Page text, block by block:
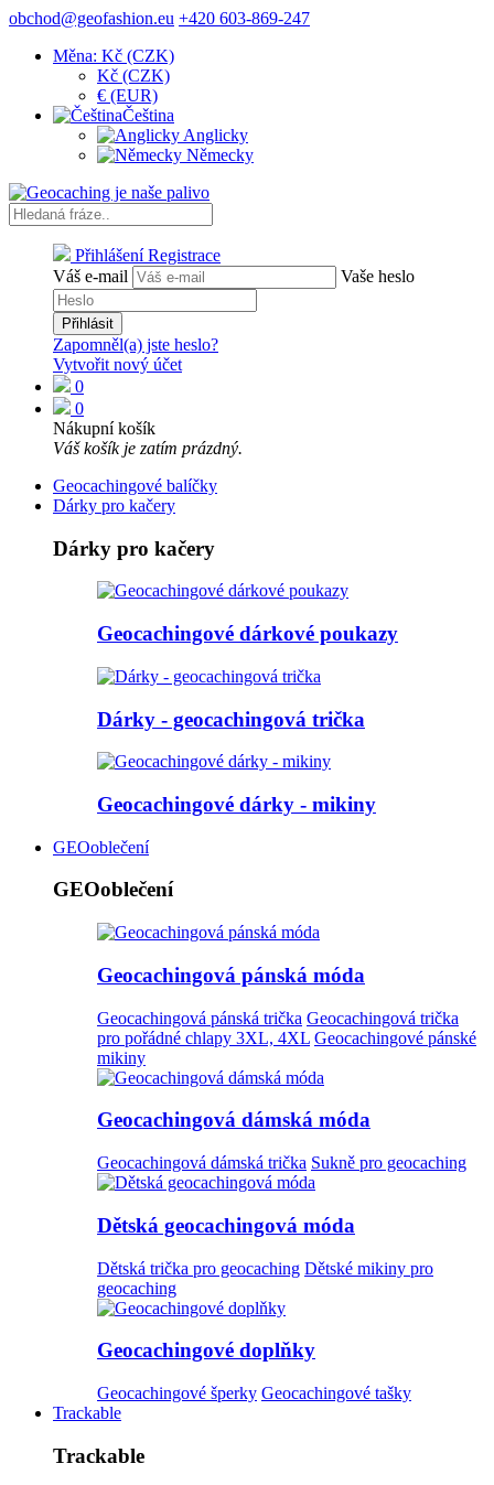
obchod@geofashion.eu +420 603-869-247
Měna: Kč (CZK)
Kč (CZK)
€ (EUR)
Čeština
Anglicky
Německy
Přihlášení Registrace
Váš e-mail
Vaše heslo
Přihlásit
Zapomněl(a) jste heslo?
Vytvořit nový účet
0
0
Nákupní košík
Váš košík je zatím prázdný.
Geocachingové balíčky
Dárky pro kačery
Dárky pro kačery
Geocachingové dárkové poukazy
Dárky - geocachingová trička
Geocachingové dárky - mikiny
GEOoblečení
GEOoblečení
Geocachingová pánská móda
Geocachingová pánská trička Geocachingová trička
pro pořádné chlapy 3XL, 4XL Geocachingové pánské
mikiny
Geocachingová dámská móda
Geocachingová dámská trička Sukně pro geocaching
Dětská geocachingová móda
Dětská trička pro geocaching Dětské mikiny pro
geocaching
Geocachingové doplňky
Geocachingové šperky Geocachingové tašky
Trackable
Trackable